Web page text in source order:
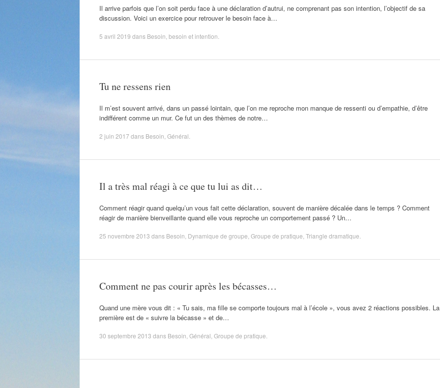
Il arrive parfois que l’on soit perdu face à une déclaration d’autrui, ne comprenant pas son intention, l’objectif de sa
discussion. Voici un exercice pour retrouver le besoin face à…
5 avril 2019 dans Besoin besoin et intention
Tu ne ressens rien
Il m’est souvent arrivé, dans un passé lointain, que l’on me reproche mon manque de ressenti ou d’empathie, d’être
indifférent comme un mur. Ce fut un des thèmes de notre…
2 juin 2017 dans Besoin Général
Il a très mal réagi à ce que tu lui as dit…
Comment réagir quand quelqu’un vous fait cette déclaration, souvent de manière décalée dans le temps ? Comment
réagir de manière bienveillante quand elle vous reproche un comportement passé ? Un…
25 novembre 2013 dans Besoin Dynamique de groupe Groupe de pratique Triangle dramatique
Comment ne pas courir après les bécasses…
Quand une mère vous dit : « Tu sais, ma fille se comporte toujours mal à l’école », vous avez 2 réactions possibles. La
première est de « suivre la bécasse » et de…
30 septembre 2013 dans Besoin Général Groupe de pratique